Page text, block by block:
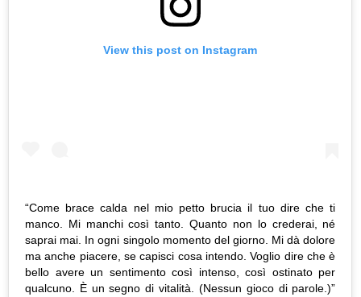
View this post on Instagram
“Come brace calda nel mio petto brucia il tuo dire che ti
manco. Mi manchi così tanto. Quanto non lo crederai, né
saprai mai. In ogni singolo momento del giorno. Mi dà dolore
ma anche piacere, se capisci cosa intendo. Voglio dire che è
bello avere un sentimento così intenso, così ostinato per
qualcuno. È un segno di vitalità. (Nessun gioco di parole.)”